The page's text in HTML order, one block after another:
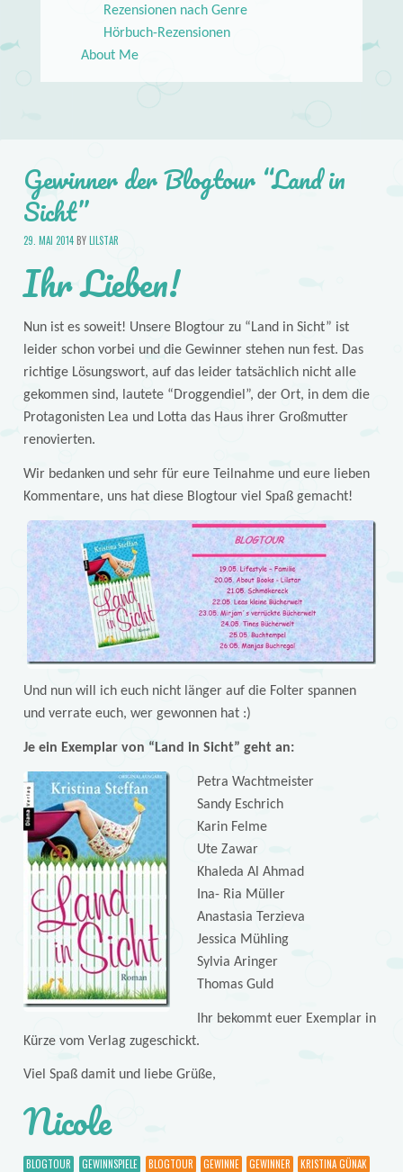
Rezensionen nach Genre
Hörbuch-Rezensionen
About Me
Gewinner der Blogtour “Land in
Sicht”
29. MAI 2014BYLILSTAR
Ihr Lieben!
Nun ist es soweit! Unsere Blogtour zu “Land in Sicht” ist
leider schon vorbei und die Gewinner stehen nun fest. Das
richtige Lösungswort, auf das leider tatsächlich nicht alle
gekommen sind, lautete “Droggendiel”, der Ort, in dem die
Protagonisten Lea und Lotta das Haus ihrer Großmutter
renovierten.
Wir bedanken und sehr für eure Teilnahme und eure lieben
Kommentare, uns hat diese Blogtour viel Spaß gemacht!
Und nun will ich euch nicht länger auf die Folter spannen
und verrate euch, wer gewonnen hat :)
Je ein Exemplar von “Land in Sicht” geht an:
Petra Wachtmeister
Sandy Eschrich
Karin Felme
Ute Zawar
Khaleda Al Ahmad
Ina- Ria Müller
Anastasia Terzieva
Jessica Mühling
Sylvia Aringer
Thomas Guld
Ihr bekommt euer Exemplar in
Kürze vom Verlag zugeschickt.
Viel Spaß damit und liebe Grüße,
Nicole
BLOGTOUR GEWINNSPIELE BLOGTOUR GEWINNE GEWINNER
KRISTINA GÜNAK